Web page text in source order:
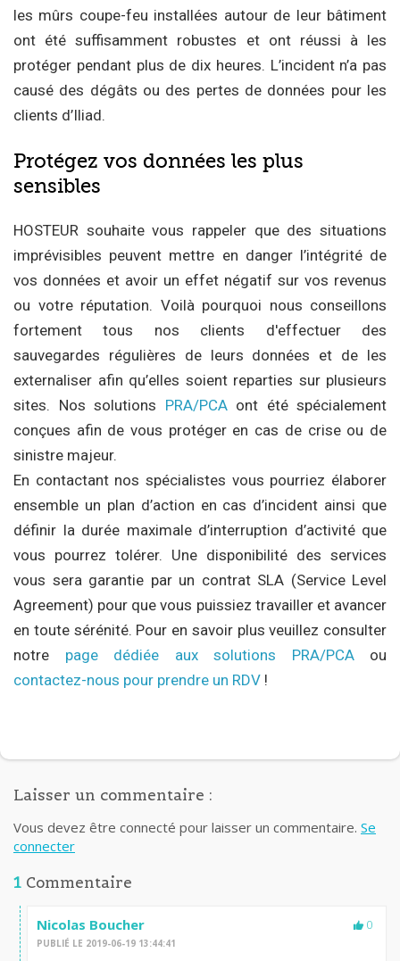
les mûrs coupe-feu installées autour de leur bâtiment
ont été suffisamment robustes et ont réussi à les
protéger pendant plus de dix heures. L’incident n’a pas
causé des dégâts ou des pertes de données pour les
clients d’Iliad.
Protégez vos données les plus
sensibles
HOSTEUR souhaite vous rappeler que des situations
imprévisibles peuvent mettre en danger l’intégrité de
vos données et avoir un effet négatif sur vos revenus
ou votre réputation. Voilà pourquoi nous conseillons
fortement tous nos clients d'effectuer des
sauvegardes régulières de leurs données et de les
externaliser afin qu’elles soient reparties sur plusieurs
sites. Nos solutions PRA/PCAont été spécialement
conçues afin de vous protéger en cas de crise ou de
sinistre majeur.
En contactant nos spécialistes vous pourriez élaborer
ensemble un plan d’action en cas d’incident ainsi que
définir la durée maximale d’interruption d’activité que
vous pourrez tolérer. Une disponibilité des services
vous sera garantie par un contrat SLA (Service Level
Agreement) pour que vous puissiez travailler et avancer
en toute sérénité. Pour en savoir plus veuillez consulter
notre page dédiée aux solutions PRA/PCAou
contactez-nous pour prendre un RDV !
Laisser un commentaire :
Vous devez être connecté pour laisser un commentaire. Se
connecter
1 Commentaire
0
Nicolas Boucher
PUBLIÉ LE 2019-06-19 13:44:41